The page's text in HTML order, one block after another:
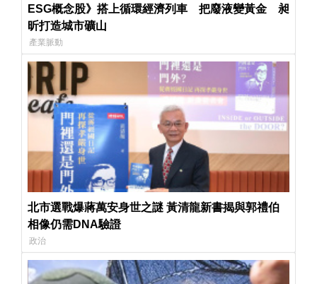
ESG概念股》搭上循環經濟列車 把廢液變黃金 昶
昕打造城市礦山
產業脈動
北市選戰爆蔣萬安身世之謎 黃清龍新書揭與郭禮伯
相像仍需DNA驗證
政治